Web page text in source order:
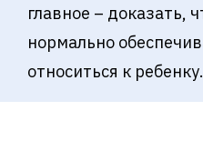
главное – доказать,
нормально
относиться к ребенку.